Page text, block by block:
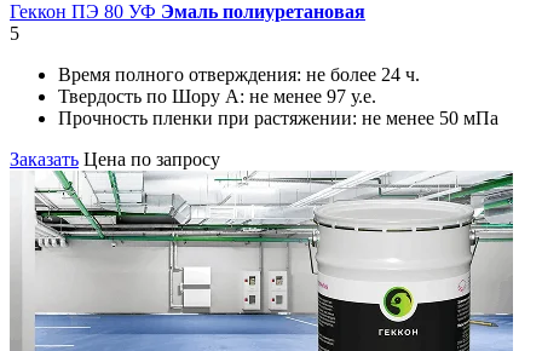
Геккон ПЭ 80 УФ Эмаль полиуретановая
5
Время полного отверждения: не более 24 ч.
Твердость по Шору А: не менее 97 у.е.
Прочность пленки при растяжении: не менее 50 мПа
Заказать Цена по запросу